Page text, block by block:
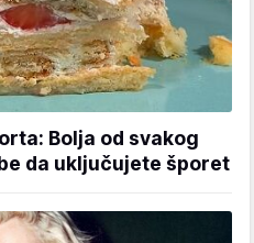
Bolja od svakog
da uključujete šporet